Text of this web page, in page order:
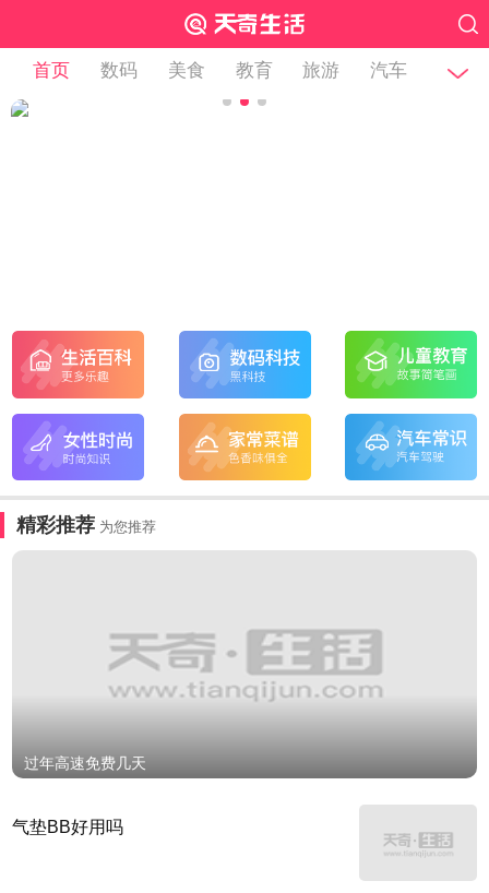
首页 数码 美食 教育 旅游 汽车
精彩推荐 为您推荐
过年高速免费几天
气垫BB好用吗